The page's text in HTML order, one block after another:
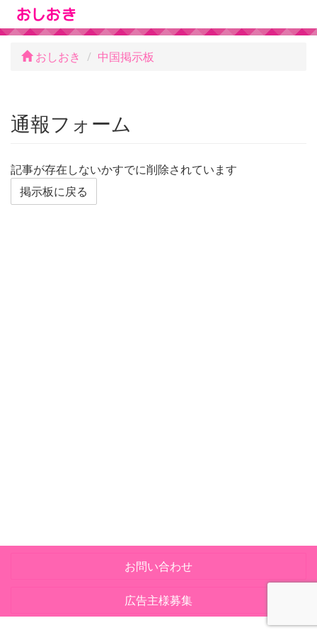
おしおき 中国掲示板
通報フォーム
記事が存在しないかすでに削除されています
掲示板に戻る
お問い合わせ
広告主様募集